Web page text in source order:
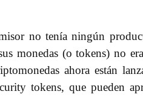
no tenía ningún
monedas (o tokens) no
ahora están
tokens, que pueden